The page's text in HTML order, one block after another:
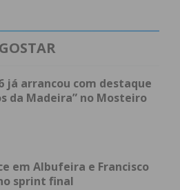
e Vítor Castro e Ema
esta semifinal da World
medalhas.
já arrancou com destaque
da Madeira” no Mosteiro
em Albufeira e Francisco
sprint final